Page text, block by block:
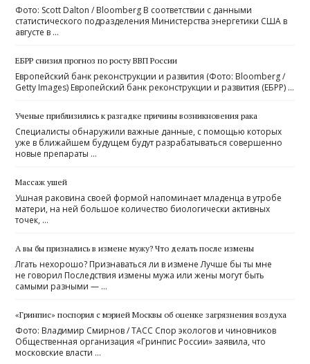
Фото: Scott Dalton / Bloomberg В соответствии с данными
статистического подразделения Министерства энергетики США в
августе в …
ЕБРР снизил прогноз по росту ВВП России
Европейский банк реконструкции и развития (Фото: Bloomberg /
Getty Images) Европейский банк реконструкции и развития (ЕБРР) …
Ученые приблизились к разгадке причины возникновения рака
Специалисты обнаружили важные данные, с помощью которых
уже в ближайшем будущем будут разрабатываться совершенно
новые препараты …
Массаж ушей
Ушная раковина своей формой напоминает младенца в утробе
матери, на ней большое количество биологически активных
точек, …
А вы бы признались в измене мужу? Что делать после измены
Лгать нехорошо? Признаваться ли в измене Лучше бы ты мне
не говорил Последствия измены мужа или жены могут быть
самыми разными — …
«Гринпис» поспорил с мэрией Москвы об оценке загрязнения воздуха
Фото: Владимир Смирнов / ТАСС Спор экологов и чиновников
Общественная организация «Гринпис России» заявила, что
московские власти …